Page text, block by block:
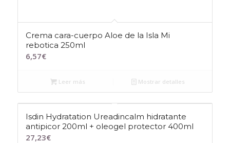
Crema cara-cuerpo Aloe de la Isla Mi
rebotica 250ml
6,57€
Leer más Mostrar detalles
Isdin Hydratation Ureadincalm hidratante
antipicor 200ml + oleogel protector 400ml
27,23€